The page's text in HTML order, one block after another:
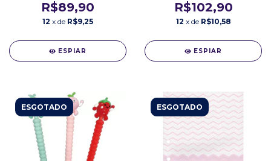
R$89,90
12 x de R$9,25
ESPIAR
R$102,90
12 x de R$10,58
ESPIAR
ESGOTADO ESGOTADO